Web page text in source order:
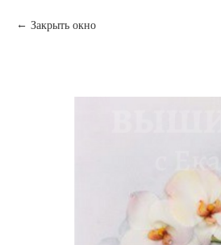
Закрыть окно